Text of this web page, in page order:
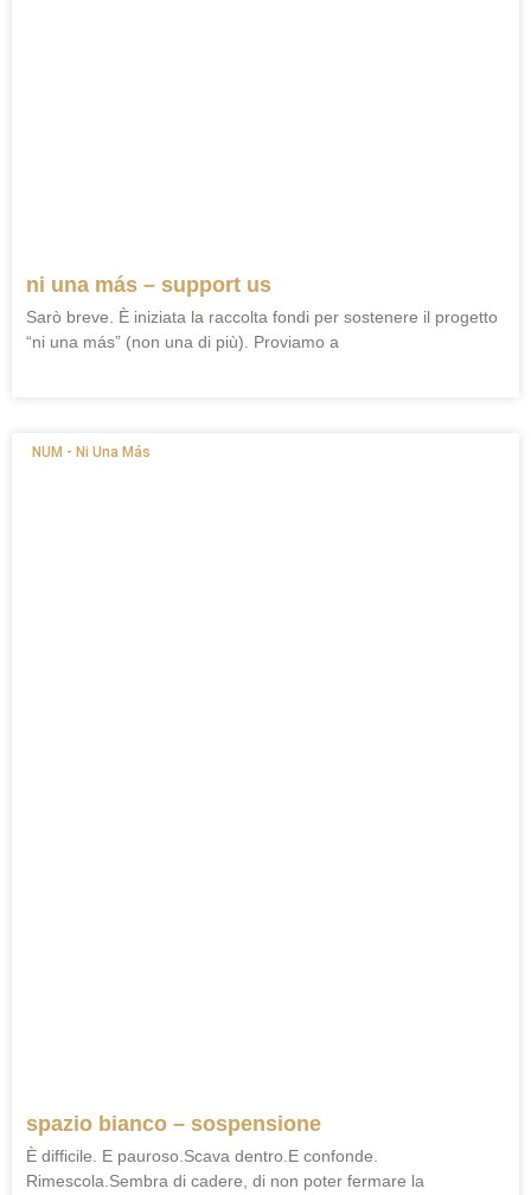
ni una más – support us
Sarò breve. È iniziata la raccolta fondi per sostenere il progetto
“ni una más” (non una di più). Proviamo a
NUM - Ni Una Más
spazio bianco – sospensione
È difficile. E pauroso.Scava dentro.E confonde.
Rimescola.Sembra di cadere, di non poter fermare la